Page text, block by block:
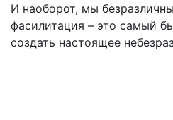
И наоборот, мы
фасилитация – это самый
создать настоящее